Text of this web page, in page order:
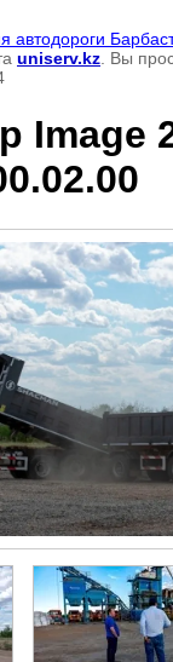
автодороги
uniserv.kz . Вы
Image